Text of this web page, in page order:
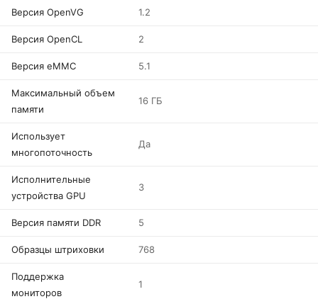
Версия OpenVG 1.2
Версия OpenCL 2
Версия eMMC 5.1
Максимальный объем
памяти
16 ГБ
Использует
многопоточность
Да
Исполнительные
устройства GPU
3
Версия памяти DDR 5
Образцы штриховки 768
Поддержка
мониторов
1